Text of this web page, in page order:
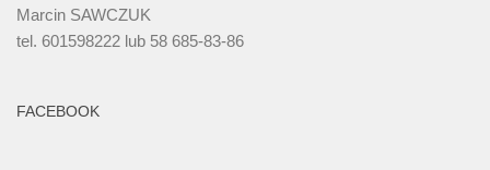
Marcin SAWCZUK
tel. 601598222 lub 58 685-83-86
FACEBOOK